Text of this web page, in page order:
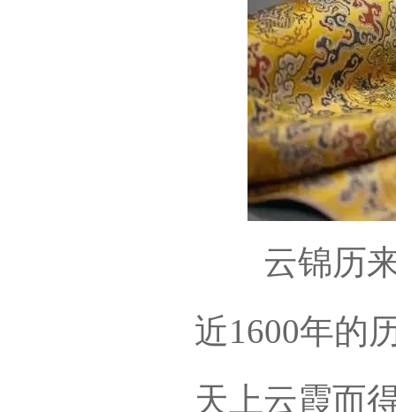
云锦历来
近1600年的
天上云霞而